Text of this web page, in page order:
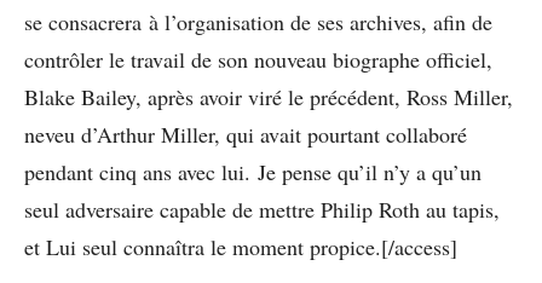
se consacrera à l’organisation de ses archives, afin de
contrôler le travail de son nouveau biographe officiel,
Blake Bailey, après avoir viré le précédent, Ross Miller,
neveu d’Arthur Miller, qui avait pourtant collaboré
pendant cinq ans avec lui. Je pense qu’il n’y a qu’un
seul adversaire capable de mettre Philip Roth au tapis,
et Lui seul connaîtra le moment propice.[/access]